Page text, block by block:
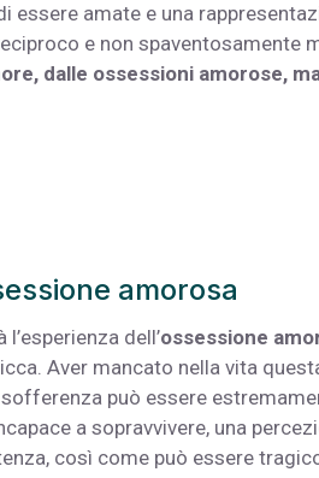
essere amate e una
e non spaventosamente
dalle ossessioni amorose,
amorosa
l’esperienza dell’ossessione
Aver mancato nella vita
può essere
a sopravvivere, una
così come può essere